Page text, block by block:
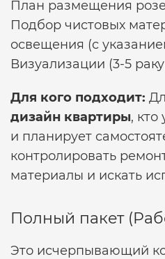
План размещения
Подбор чистовых
освещения (с
Визуализации (3-5
Для кого подходит:
дизайн квартиры, кто
и планирует
контролировать
материалы и искать
Полный пакет
Это исчерпывающий